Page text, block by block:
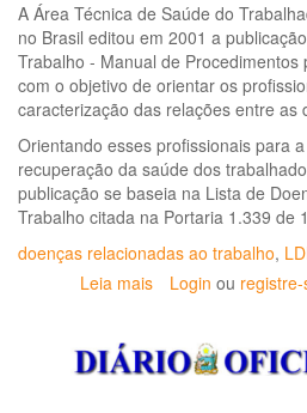
A Área Técnica de Saúde do
no Brasil editou em 2001 a
Trabalho - Manual de Procedimentos
com o objetivo de orientar os
caracterização das relações entre as
Orientando esses profissionais para
recuperação da saúde dos
publicação se baseia na Lista de
Trabalho citada na Portaria 1.339 de
doenças relacionadas ao trabalho,
Leia mais sobre
ao
trabalho:
Login ou